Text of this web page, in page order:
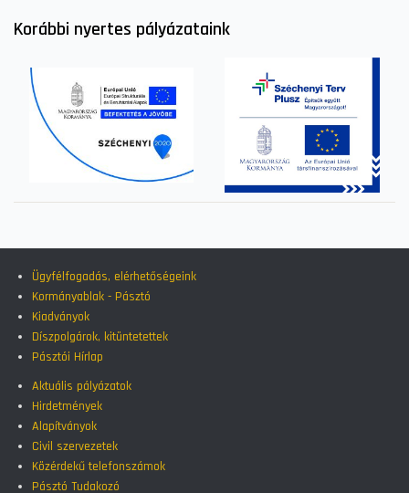
Korábbi nyertes pályázataink
Ügyfélfogadás, elérhetőségeink
Kormányablak - Pásztó
Kiadványok
Díszpolgárok, kitüntetettek
Pásztói Hírlap
Aktuális pályázatok
Hirdetmények
Alapítványok
Civil szervezetek
Közérdekű telefonszámok
Pásztó Tudakozó